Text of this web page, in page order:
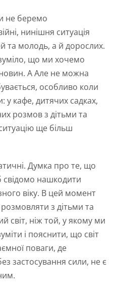
не беремо
нинішня ситуація
та молодь, а й дорослих.
що ми хочемо
новин. А Але не можна
особливо коли
кафе, дитячих садках,
розмов з дітьми та
ще більш
Думка про те, що
свідомо нашкодити
віку. В цей момент
з дітьми та
світ, ніж той, у якому ми
і пояснити, що світ
поваги, де
застосування сили, не є